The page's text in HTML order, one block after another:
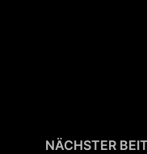
NÄCHSTER